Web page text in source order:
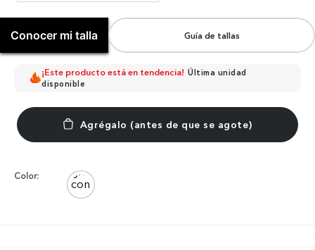
Conocer mi talla Guía de tallas
¡Este producto está en tendencia! Última unidad
disponible
Color: